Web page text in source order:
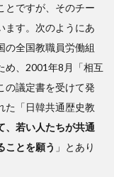
とですが、そのチー
ます。次のようにあ
全国教職員労働組
め、2001年8月「相互
の議定書を受けて発
た「日韓共通歴史教
、若い人たちが共通
ことを願う 」とあり